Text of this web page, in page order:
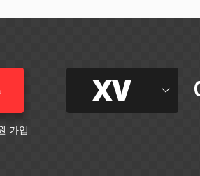
가입
XV